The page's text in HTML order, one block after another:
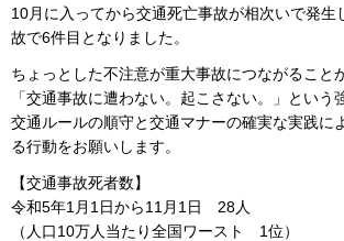
10月に入ってから交通死亡事故が相次いで発生
故で6件目となりました。
ちょっとした不注意が重大事故につながること
「交通事故に遭わない。起こさない。」という
交通ルールの順守と交通マナーの確実な実践に
る行動をお願いします。
【交通事故死者数】
令和5年1月1日から11月1日 28人
（人口10万人当たり全国ワースト 1位）